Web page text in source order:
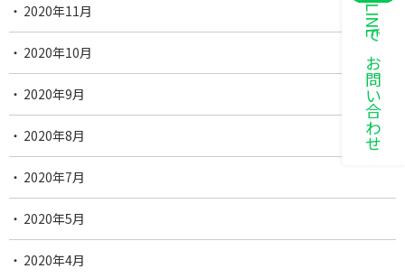
LINEでお問い合わせ
2020年11月
2020年10月
2020年9月
2020年8月
2020年7月
2020年5月
2020年4月